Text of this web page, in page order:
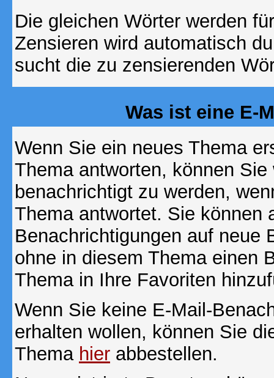
Die gleichen Wörter werden
Zensieren wird automatisch
sucht die zu zensierenden
Was ist eine E-
Wenn Sie ein neues Thema
Thema antworten, können
benachrichtigt zu werden,
Thema antwortet. Sie können
Benachrichtigungen auf neue
ohne in diesem Thema einen
Thema in Ihre Favoriten
Wenn Sie keine E-Mail-
erhalten wollen, können Sie
Thema hier abbestellen.